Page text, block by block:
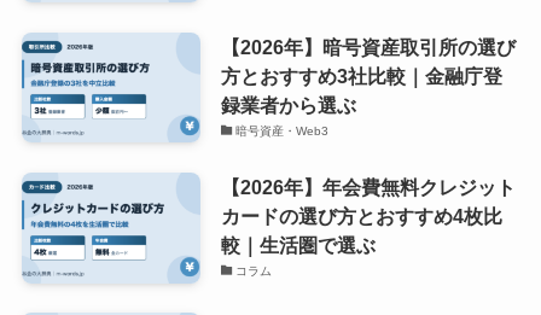
【2026年】暗号資産取引所の選び
方とおすすめ3社比較｜金融庁登
録業者から選ぶ
暗号資産・Web3
【2026年】年会費無料クレジット
カードの選び方とおすすめ4枚比
較｜生活圏で選ぶ
コラム